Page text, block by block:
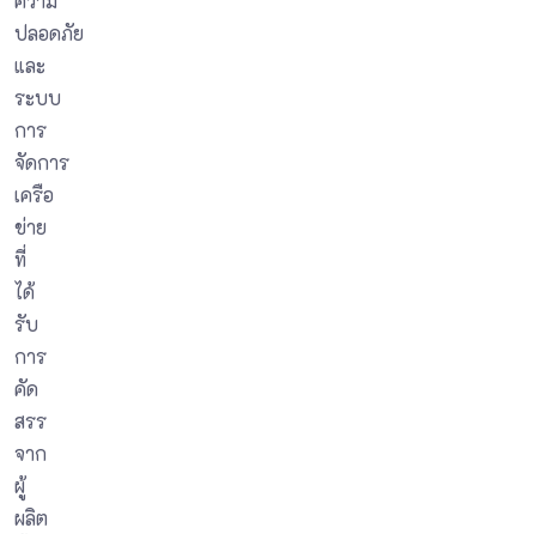
ปลอดภัย
และ
ระบบ
การ
จัดการ
เครือ
ข่าย
ที่
ได้
รับ
การ
คัด
สรร
จาก
ผู้
ผลิต